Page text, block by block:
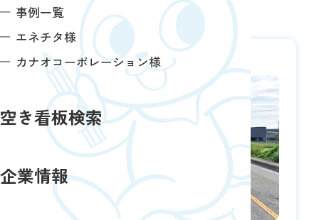
事例一覧
エネチタ様
カナオコーポレーション様
空き看板検索
企業情報